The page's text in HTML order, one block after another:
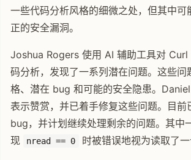
一些代码分析风格的细微之处，但其中可
正的安全漏洞。
Joshua Rogers 使用 AI 辅助工具对 Curl
码分析，发现了一系列潜在问题。这些问
格、潜在 bug 和可能的安全隐患。
表示赞赏，并已着手修复这些问题。目
bug，并计划继续处理剩余的问题。其中
现
nread == 0 时被错误地视为读取了一